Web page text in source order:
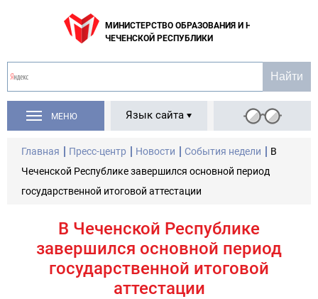
МИНИСТЕРСТВО ОБРАЗОВАНИЯ И НАУКИ
ЧЕЧЕНСКОЙ РЕСПУБЛИКИ
МЕНЮ Язык сайта
Главная Пресс-центр Новости События недели
В
Чеченской Республике завершился основной период
государственной итоговой аттестации
В Чеченской Республике
завершился основной период
государственной итоговой
аттестации